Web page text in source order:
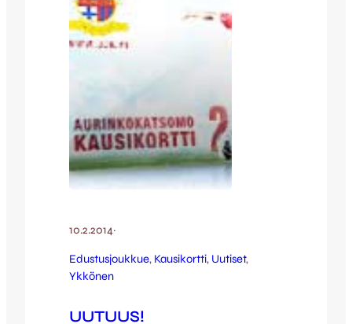
voi esittää pelaajille kysymyksiä ja
mahdollisuuksien…
10.2.2014·
Edustusjoukkue, Kausikortti, Uutiset
Ykkönen
UUTUUS!